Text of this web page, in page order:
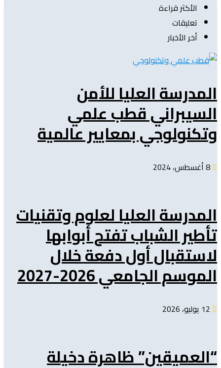
الأكثر قراءة
تعليقات
أخر الأخبار
المدرسة العليا للأمن
السيبراني قطب علمي
وتكنولوجي بمعايير عالمية
المدرسة العليا لعلوم وتقنيات
تأطير الشباب تفتح أبوابها
لاستقبال أول دفعة خلال
الموسم الجامعي 2026-2027
“العميقين” ظاهرة دخيلة